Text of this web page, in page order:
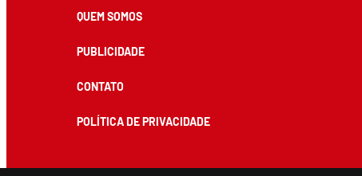
QUEM SOMOS
PUBLICIDADE
CONTATO
POLÍTICA DE PRIVACIDADE